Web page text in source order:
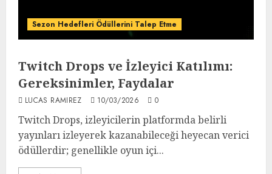
Sezon Hedefleri Ödüllerini Talep Etme
Twitch Drops ve İzleyici Katılımı:
Gereksinimler, Faydalar
LUCAS RAMIREZ 10/03/2026 0
Twitch Drops, izleyicilerin platformda belirli
yayınları izleyerek kazanabileceği heyecan verici
ödüllerdir; genellikle oyun içi...